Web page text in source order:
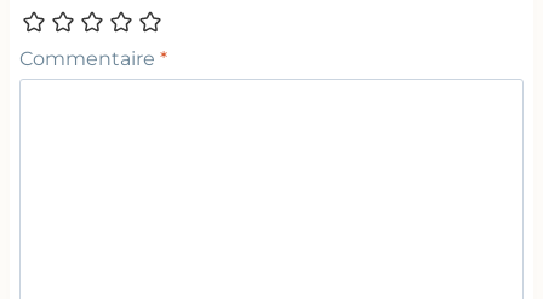
Commentaire *